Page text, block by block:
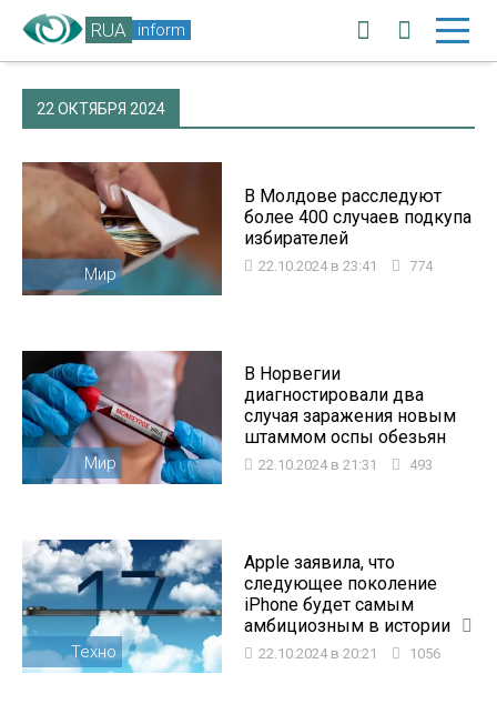
RUA inform
22 ОКТЯБРЯ 2024
Мир
В Молдове расследуют
более 400 случаев подкупа
избирателей
22.10.2024 в 23:41 774
Мир
В Норвегии
диагностировали два
случая заражения новым
штаммом оспы обезьян
22.10.2024 в 21:31 493
Техно
Apple заявила, что
следующее поколение
iPhone будет самым
амбициозным в истории
22.10.2024 в 20:21 1056